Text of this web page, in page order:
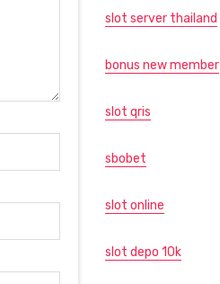
slot server thailand
bonus new member
slot qris
sbobet
slot online
slot depo 10k